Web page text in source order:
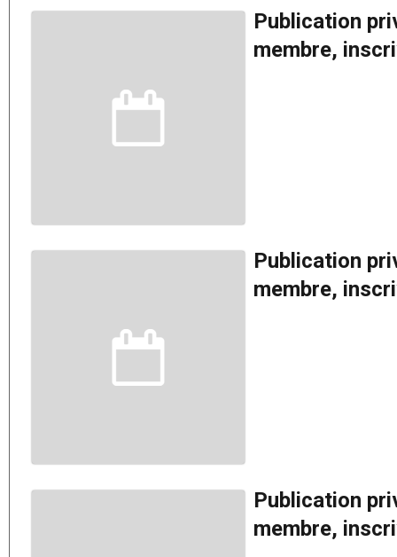
Publication
membre,
Publication
membre,
Publication
membre,